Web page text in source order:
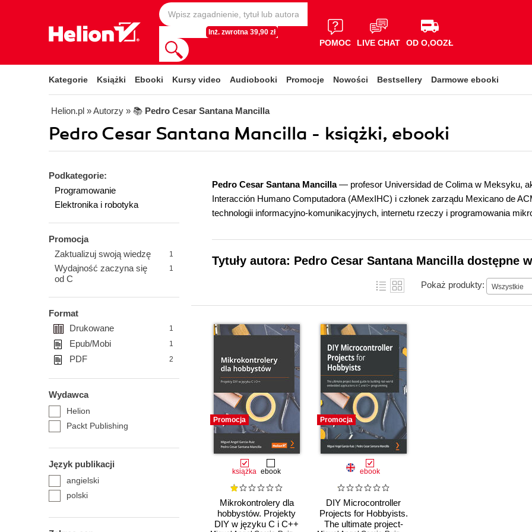
Inż. zwrotna 39,90 zł
POMOC LIVE CHAT OD O,OOZŁ
Kategorie Książki Ebooki Kursy video Audiobooki Promocje Nowości Bestsellery Darmowe ebooki
Helion.pl » Autorzy » 📚 Pedro Cesar Santana Mancilla
Pedro Cesar Santana Mancilla - książki, ebooki
Podkategorie:
Programowanie
Elektronika i robotyka
Promocja
Zaktualizuj swoją wiedzę
1
Wydajność zaczyna się
od C
1
Format
Drukowane
1
Epub/Mobi 1
PDF 2
Wydawca
Helion
Packt Publishing
Język publikacji
angielski
polski
Pedro Cesar Santana Mancilla— profesor Universidad de Colima w Meksyku,
Interacción Humano Computadora (AMexIHC) i członek zarządu Mexicano de
technologii informacyjno-komunikacyjnych, internetu rzeczy i programowania
Tytuły autora: Pedro Cesar Santana Mancilla dostępne
Pokaż produkty: Wszystkie
Promocja
książka ebook
Mikrokontrolery dla
hobbystów. Projekty
DIY w języku C i C++
Promocja
ebook
DIY Microcontroller
Projects for Hobbyists.
The ultimate project-